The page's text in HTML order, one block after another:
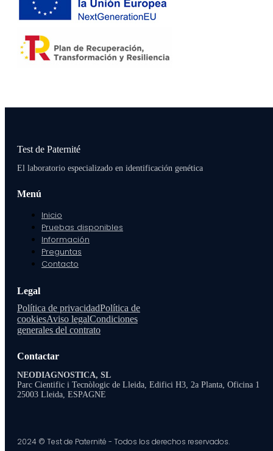
Test de Paternité
El laboratorio especializado en identificación genética
Menú
Inicio
Pruebas disponibles
Información
Preguntas
Contacto
Legal
Política de privacidadPolítica de
cookiesAviso legalCondiciones
generales del contrato
Contactar
NEODIAGNOSTICA, SL
Parc Cientific i Tecnòlogic de Lleida, Edifici H3, 2a Planta, Oficina 1
25003 Lleida, ESPAGNE
2024 © Test de Paternité - Todos los derechos reservados.